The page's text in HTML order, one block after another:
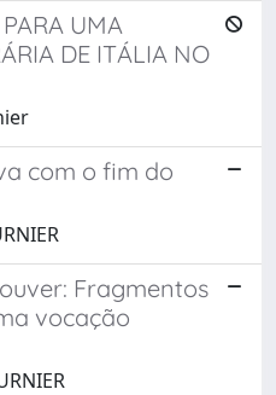
UMA
DE ITÁLIA NO
com o fim do
Fragmentos
vocação